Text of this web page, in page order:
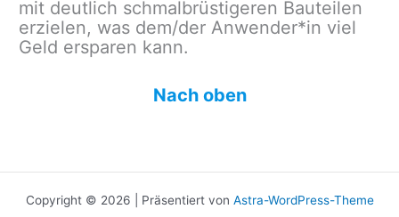
mit deutlich schmalbrüstigeren Bauteilen
erzielen, was dem/der Anwender*in viel
Geld ersparen kann.
Nach oben
Copyright © 2026 | Präsentiert von Astra-WordPress-Theme